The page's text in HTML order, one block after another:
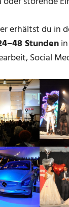
erhältst du in
Stunden
Social